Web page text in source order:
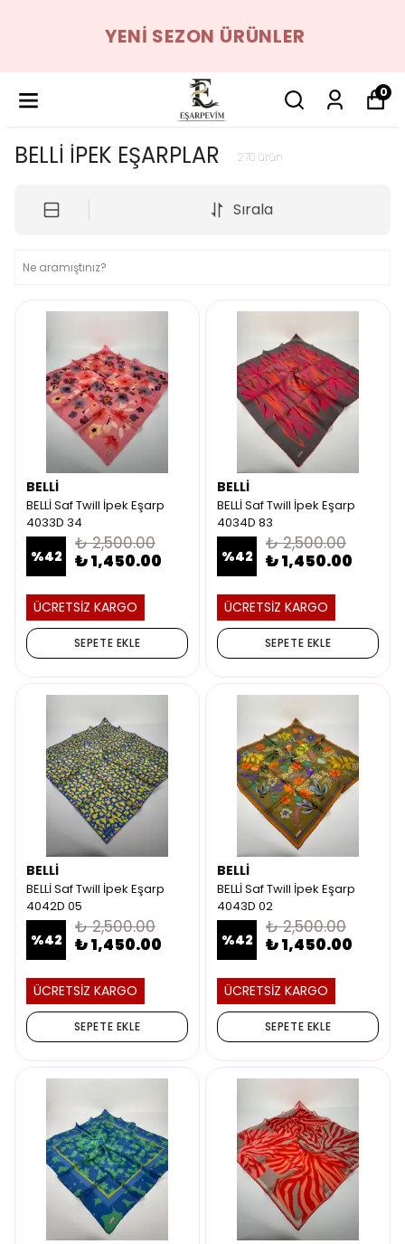
YENI SEZON ÜRÜNLER
0
BELLİ İPEK EŞARPLAR 270 ürün
Sırala
BELLİ
BELLİ Saf Twill İpek Eşarp
4033D 34
%42
₺ 2,500.00
₺ 1,450.00
ÜCRETSİZ KARGO
SEPETE EKLE
BELLİ
BELLİ Saf Twill İpek Eşarp
4034D 83
%42
₺ 2,500.00
₺ 1,450.00
ÜCRETSİZ KARGO
SEPETE EKLE
BELLİ
BELLİ Saf Twill İpek Eşarp
4042D 05
%42
₺ 2,500.00
₺ 1,450.00
ÜCRETSİZ KARGO
SEPETE EKLE
BELLİ
BELLİ Saf Twill İpek Eşarp
4043D 02
%42
₺ 2,500.00
₺ 1,450.00
ÜCRETSİZ KARGO
SEPETE EKLE